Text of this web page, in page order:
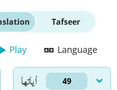
Tafseer
Play Language
اٰياتها 49